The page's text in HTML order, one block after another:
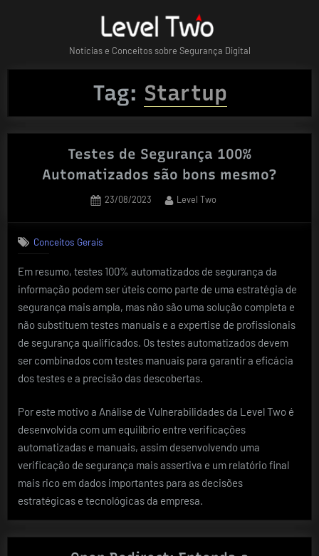
Notícias e Conceitos sobre Segurança Digital
Tag: Startup
Testes de Segurança 100%
Automatizados são bons mesmo?
Posted
23/08/2023 By
Level Two
Conceitos Gerais
Em resumo, testes 100% automatizados de segurança da
informação podem ser úteis como parte de uma estratégia de
segurança mais ampla, mas não são uma solução completa e
não substituem testes manuais e a expertise de profissionais
de segurança qualificados. Os testes automatizados devem
ser combinados com testes manuais para garantir a eficácia
dos testes e a precisão das descobertas.
Por este motivo a Análise de Vulnerabilidades da Level Two é
desenvolvida com um equilíbrio entre verificações
automatizadas e manuais, assim desenvolvendo uma
verificação de segurança mais assertiva e um relatório final
mais rico em dados importantes para as decisões
estratégicas e tecnológicas da empresa.